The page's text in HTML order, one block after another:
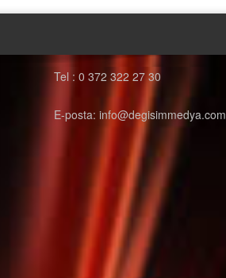
Tel : 0 372 322 27 30
E-posta: info@degisimmedya.com